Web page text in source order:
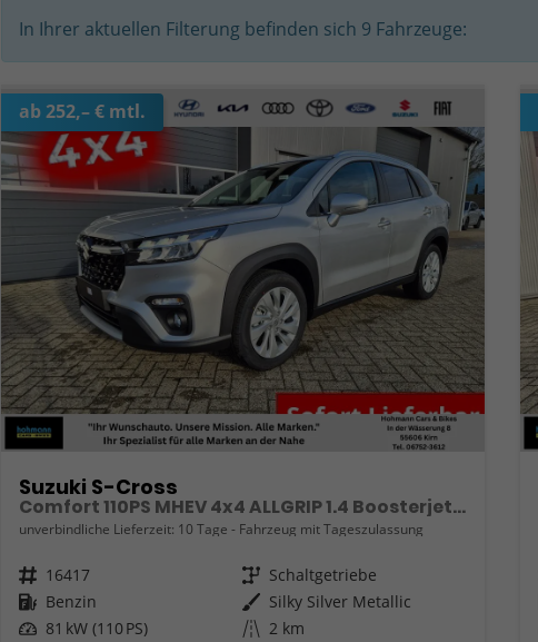
In Ihrer aktuellen Filterung befinden sich 9 Fahrzeuge:
ab 252,– € mtl.
Suzuki S-Cross
Comfort 110PS MHEV 4x4 ALLGRIP 1.4 Boosterjet Navi Klimaautomatik Sitzheizung ACC PDC v+h Rückf.Kamera Suzuki-Radio Apple CarPlay Android Auto Touchscreen 2xKeyless 17-LM
unverbindliche Lieferzeit: 10 Tage Fahrzeug mit Tageszulassung
Fahrzeugnr. 16417 Getriebe Schaltgetriebe
Kraftstoff Benzin Außenfarbe Silky Silver Metallic
Leistung 81 kW (110 PS) Kilometerstand 2 km